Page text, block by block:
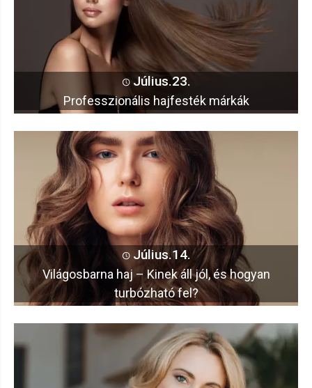
Július.23.
Professzionális hajfesték márkák
Július.14.
Világosbarna haj – Kinek áll jól, és hogyan
turbózható fel?